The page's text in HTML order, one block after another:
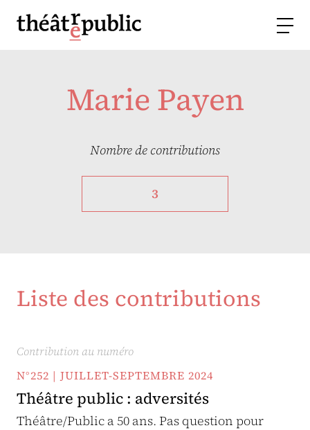
Marie Payen
Nombre de contributions
3
Liste des contributions
Contribution au numéro
N°252 | JUILLET-SEPTEMBRE 2024
Théâtre public : adversités
Théâtre/Public a 50 ans. Pas question pour